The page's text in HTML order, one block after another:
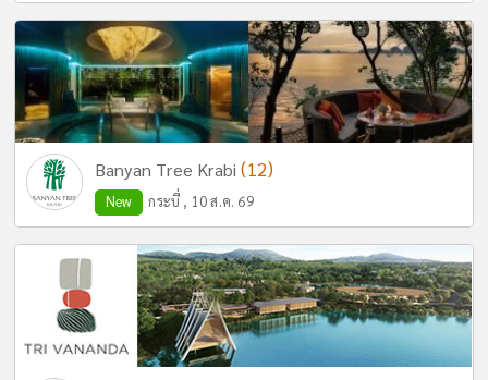
Banyan Tree Krabi(12)
New กระบี่ , 10 ส.ค. 69